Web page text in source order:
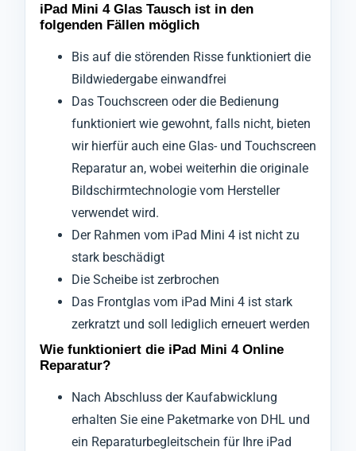
iPad Mini 4 Glas Tausch ist in den
folgenden Fällen möglich
Bis auf die störenden Risse funktioniert die
Bildwiedergabe einwandfrei
Das Touchscreen oder die Bedienung
funktioniert wie gewohnt, falls nicht, bieten
wir hierfür auch eine Glas- und Touchscreen
Reparatur an, wobei weiterhin die originale
Bildschirmtechnologie vom Hersteller
verwendet wird.
Der Rahmen vom iPad Mini 4 ist nicht zu
stark beschädigt
Die Scheibe ist zerbrochen
Das Frontglas vom iPad Mini 4 ist stark
zerkratzt und soll lediglich erneuert werden
Wie funktioniert die iPad Mini 4 Online
Reparatur?
Nach Abschluss der Kaufabwicklung
erhalten Sie eine Paketmarke von DHL und
ein Reparaturbegleitschein für Ihre iPad